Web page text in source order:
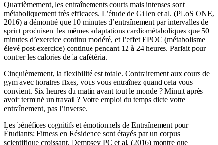
Quatrièmement, les entraînements courts mais intenses sont
métaboliquement très efficaces. L’étude de Gillen et al. (PLoS ONE,
2016) a démontré que 10 minutes d’entraînement par intervalles de
sprint produisent les mêmes adaptations cardiométaboliques que 50
minutes d’exercice continu modéré, et l’effet EPOC (métabolisme
élevé post-exercice) continue pendant 12 à 24 heures. Parfait pour
contrer les calories de la cafétéria.
Cinquièmement, la flexibilité est totale. Contrairement aux cours de
gym avec horaires fixes, vous vous entraînez quand cela vous
convient. Six heures du matin avant tout le monde ? Minuit après
avoir terminé un travail ? Votre emploi du temps dicte votre
entraînement, pas l’inverse.
Les bénéfices cognitifs et émotionnels de Entraînement pour
Étudiants: Fitness en Résidence sont étayés par un corpus
scientifique croissant. Dempsey PC et al. (2016) montre que